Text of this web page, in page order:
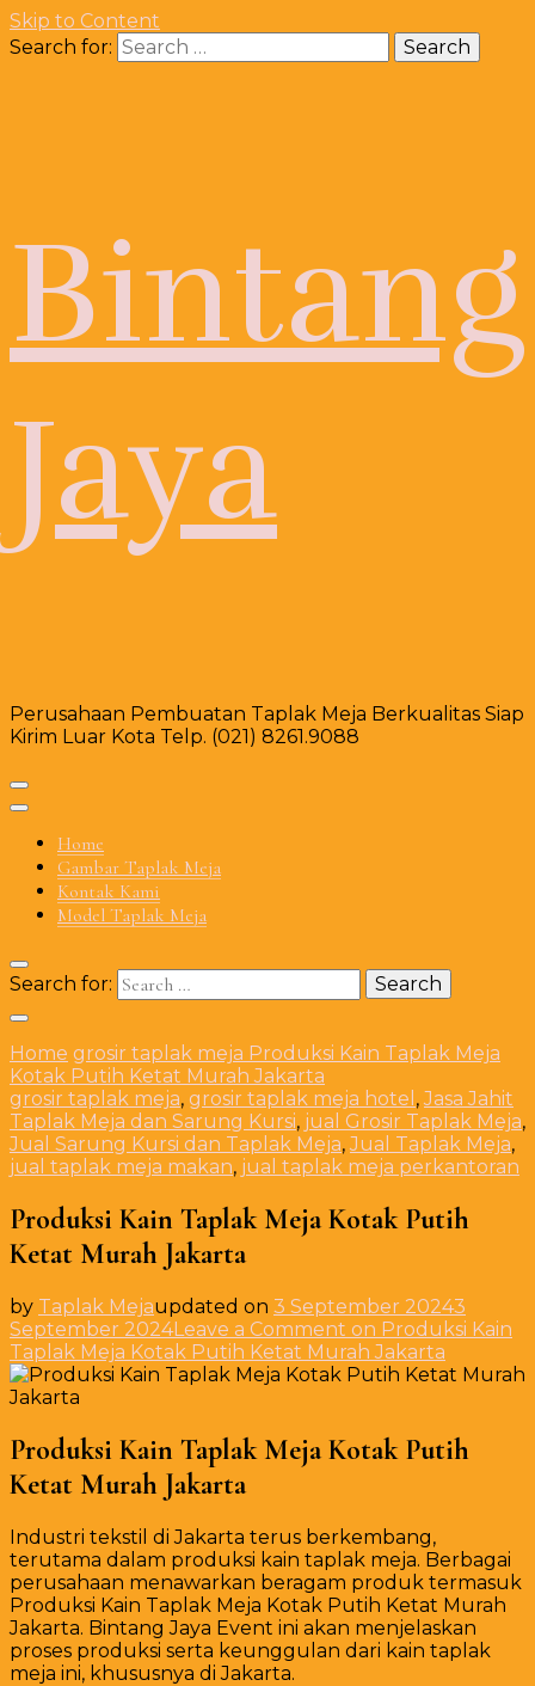
Skip to Content
Search for:
Bintang
Jaya
Perusahaan Pembuatan Taplak Meja Berkualitas Siap
Kirim Luar Kota Telp. (021) 8261.9088
Home
Gambar Taplak Meja
Kontak Kami
Model Taplak Meja
Search for:
Home grosir taplak meja Produksi Kain Taplak Meja
Kotak Putih Ketat Murah Jakarta
grosir taplak meja, grosir taplak meja hotel ,Jasa Jahit
Taplak Meja dan Sarung Kursi, jual Grosir Taplak Meja,
Jual Sarung Kursi dan Taplak Meja,Jual Taplak Meja,
jual taplak meja makan, jual taplak meja perkantoran
Produksi Kain Taplak Meja Kotak Putih
Ketat Murah Jakarta
by Taplak Mejaupdated on 3 September 20243
September 2024Leave a Comment on Produksi Kain
Taplak Meja Kotak Putih Ketat Murah Jakarta
Produksi Kain Taplak Meja Kotak Putih
Ketat Murah Jakarta
Industri tekstil di Jakarta terus berkembang,
terutama dalam produksi kain taplak meja. Berbagai
perusahaan menawarkan beragam produk termasuk
Produksi Kain Taplak Meja Kotak Putih Ketat Murah
Jakarta. Bintang Jaya Event ini akan menjelaskan
proses produksi serta keunggulan dari kain taplak
meja ini, khususnya di Jakarta.